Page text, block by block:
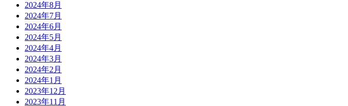
2024年8月
2024年7月
2024年6月
2024年5月
2024年4月
2024年3月
2024年2月
2024年1月
2023年12月
2023年11月